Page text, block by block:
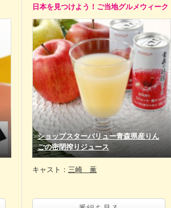
日本を見つけよう！ご当地グルメウィーク
ショップスターバリュー青森県産りん
ごの密閉搾りジュース
キャスト： 三崎 薫